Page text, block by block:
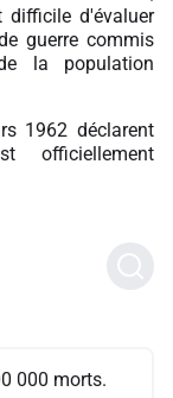
difficile d'évaluer
guerre commis
la population
1962 déclarent
officiellement
000 morts.